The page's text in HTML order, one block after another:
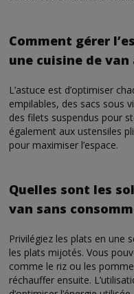
Comment gérer
une cuisine de van
L’astuce est d’optimiser
empilables, des sacs sous
des filets suspendus pour
également aux ustensiles
pour maximiser l’espace.
Quelles sont les
van sans
Privilégiez les plats en une
les plats mijotés. Vous
comme le riz ou les
réchauffer ensuite.